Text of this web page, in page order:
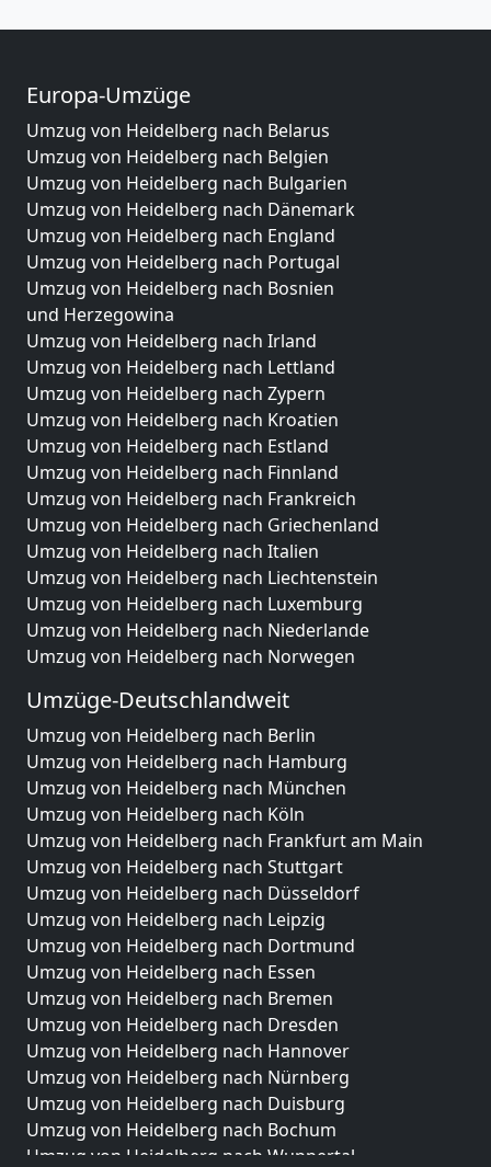
Europa-Umzüge
Umzug von Heidelberg nach Belarus
Umzug von Heidelberg nach Belgien
Umzug von Heidelberg nach Bulgarien
Umzug von Heidelberg nach Dänemark
Umzug von Heidelberg nach England
Umzug von Heidelberg nach Portugal
Umzug von Heidelberg nach Bosnien
und Herzegowina
Umzug von Heidelberg nach Irland
Umzug von Heidelberg nach Lettland
Umzug von Heidelberg nach Zypern
Umzug von Heidelberg nach Kroatien
Umzug von Heidelberg nach Estland
Umzug von Heidelberg nach Finnland
Umzug von Heidelberg nach Frankreich
Umzug von Heidelberg nach Griechenland
Umzug von Heidelberg nach Italien
Umzug von Heidelberg nach Liechtenstein
Umzug von Heidelberg nach Luxemburg
Umzug von Heidelberg nach Niederlande
Umzug von Heidelberg nach Norwegen
Umzüge-Deutschlandweit
Umzug von Heidelberg nach Berlin
Umzug von Heidelberg nach Hamburg
Umzug von Heidelberg nach München
Umzug von Heidelberg nach Köln
Umzug von Heidelberg nach Frankfurt am Main
Umzug von Heidelberg nach Stuttgart
Umzug von Heidelberg nach Düsseldorf
Umzug von Heidelberg nach Leipzig
Umzug von Heidelberg nach Dortmund
Umzug von Heidelberg nach Essen
Umzug von Heidelberg nach Bremen
Umzug von Heidelberg nach Dresden
Umzug von Heidelberg nach Hannover
Umzug von Heidelberg nach Nürnberg
Umzug von Heidelberg nach Duisburg
Umzug von Heidelberg nach Bochum
Umzug von Heidelberg nach Wuppertal